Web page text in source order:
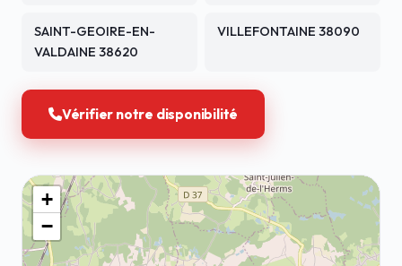
SAINT-GEOIRE-EN-
VALDAINE 38620
VILLEFONTAINE 38090
Vérifier notre disponibilité
+
−